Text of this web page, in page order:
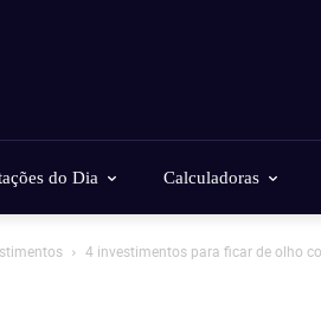
do Dia Calculadoras
4 investimentos para ficar de olho